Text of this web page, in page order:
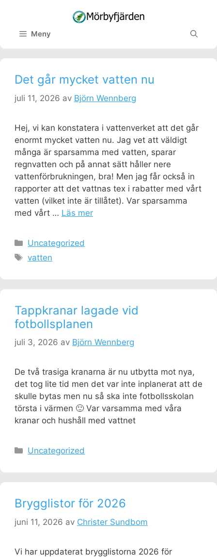
innehåll Meny
Det går mycket vatten nu
juli 11, 2026 av Björn Wennberg
Hej, vi kan konstatera i vattenverket att det går
enormt mycket vatten nu. Jag vet att väldigt
många är sparsamma med vatten, sparar
regnvatten och på annat sätt håller nere
vattenförbrukningen, bra! Men jag får också in
rapporter att det vattnas tex i rabatter med vårt
vatten (vilket inte är tillåtet). Var sparsamma
med vårt … Läs mer
Kategorier
Uncategorized
Etiketter
vatten
Tappkranar lagade vid
fotbollsplanen
juli 3, 2026 av Björn Wennberg
De två trasiga kranarna är nu utbytta mot nya,
det tog lite tid men det var inte inplanerat att de
skulle bytas men nu så ska inte fotbollsskolan
törsta i värmen 🙂 Var varsamma med våra
kranar och hushåll med vattnet
Kategorier
Uncategorized
Brygglistor för 2026
juni 11, 2026 av Christer Sundbom
Vi har uppdaterat brygglistorna 2026 för